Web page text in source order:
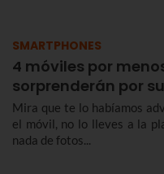
SMARTPHONES
4 móviles por
sorprenderán por
Mira que te lo habíamos
el móvil, no lo lleves a la
nada de fotos...